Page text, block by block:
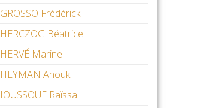
GROSSO Frédérick
HERCZOG Béatrice
HERVÉ Marine
HEYMAN Anouk
IOUSSOUF Raïssa